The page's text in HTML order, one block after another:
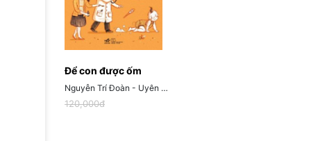
Để con được ốm
Nguyễn Trí Đoàn - Uyên Bùi
120,000đ